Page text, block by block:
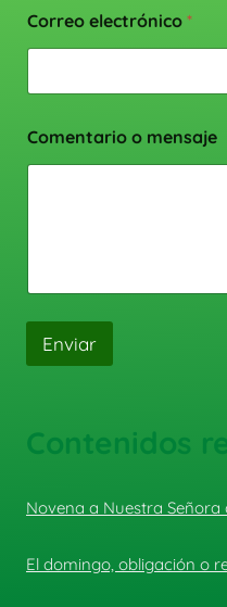
Correo electrónico *
Comentario o mensaje
Enviar
Contenidos
Novena a Nuestra Señora
El domingo, obligación o